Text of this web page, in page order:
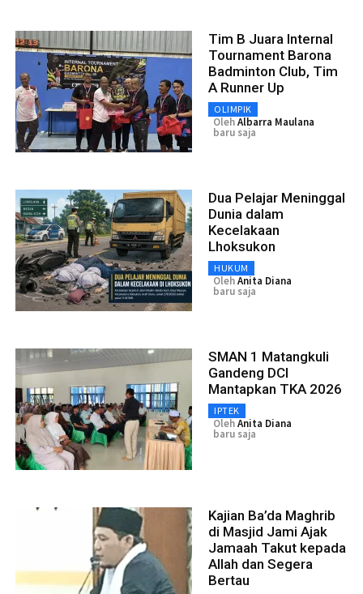
Tim B Juara Internal
Tournament Barona
Badminton Club, Tim
A Runner Up
OLIMPIK
OlehAlbarra Maulana
baru saja
Dua Pelajar Meninggal
Dunia dalam
Kecelakaan
Lhoksukon
HUKUM
OlehAnita Diana
baru saja
SMAN 1 Matangkuli
Gandeng DCI
Mantapkan TKA 2026
IPTEK
OlehAnita Diana
baru saja
Kajian Ba’da Maghrib
di Masjid Jami Ajak
Jamaah Takut kepada
Allah dan Segera
Bertau